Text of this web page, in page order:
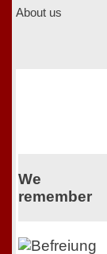
About us
We
remember